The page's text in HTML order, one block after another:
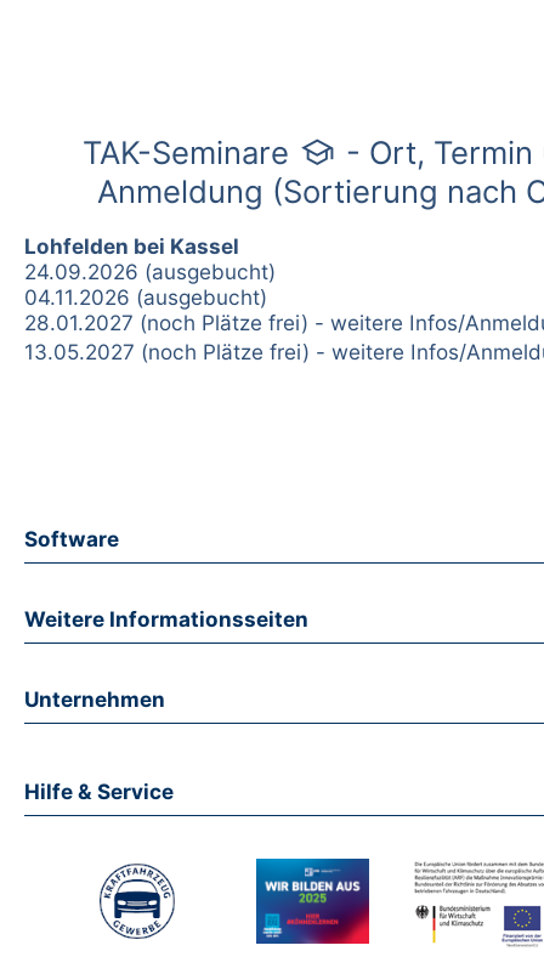
TAK-Seminare school - Ort, Termin
Anmeldung (Sortierung nach
Lohfelden bei Kassel
24.09.2026 (ausgebucht)
04.11.2026 (ausgebucht)
28.01.2027 (noch Plätze frei) - weitere Infos/
13.05.2027 (noch Plätze frei) - weitere Infos/
Software
Weitere Informationsseiten
Unternehmen
Hilfe & Service